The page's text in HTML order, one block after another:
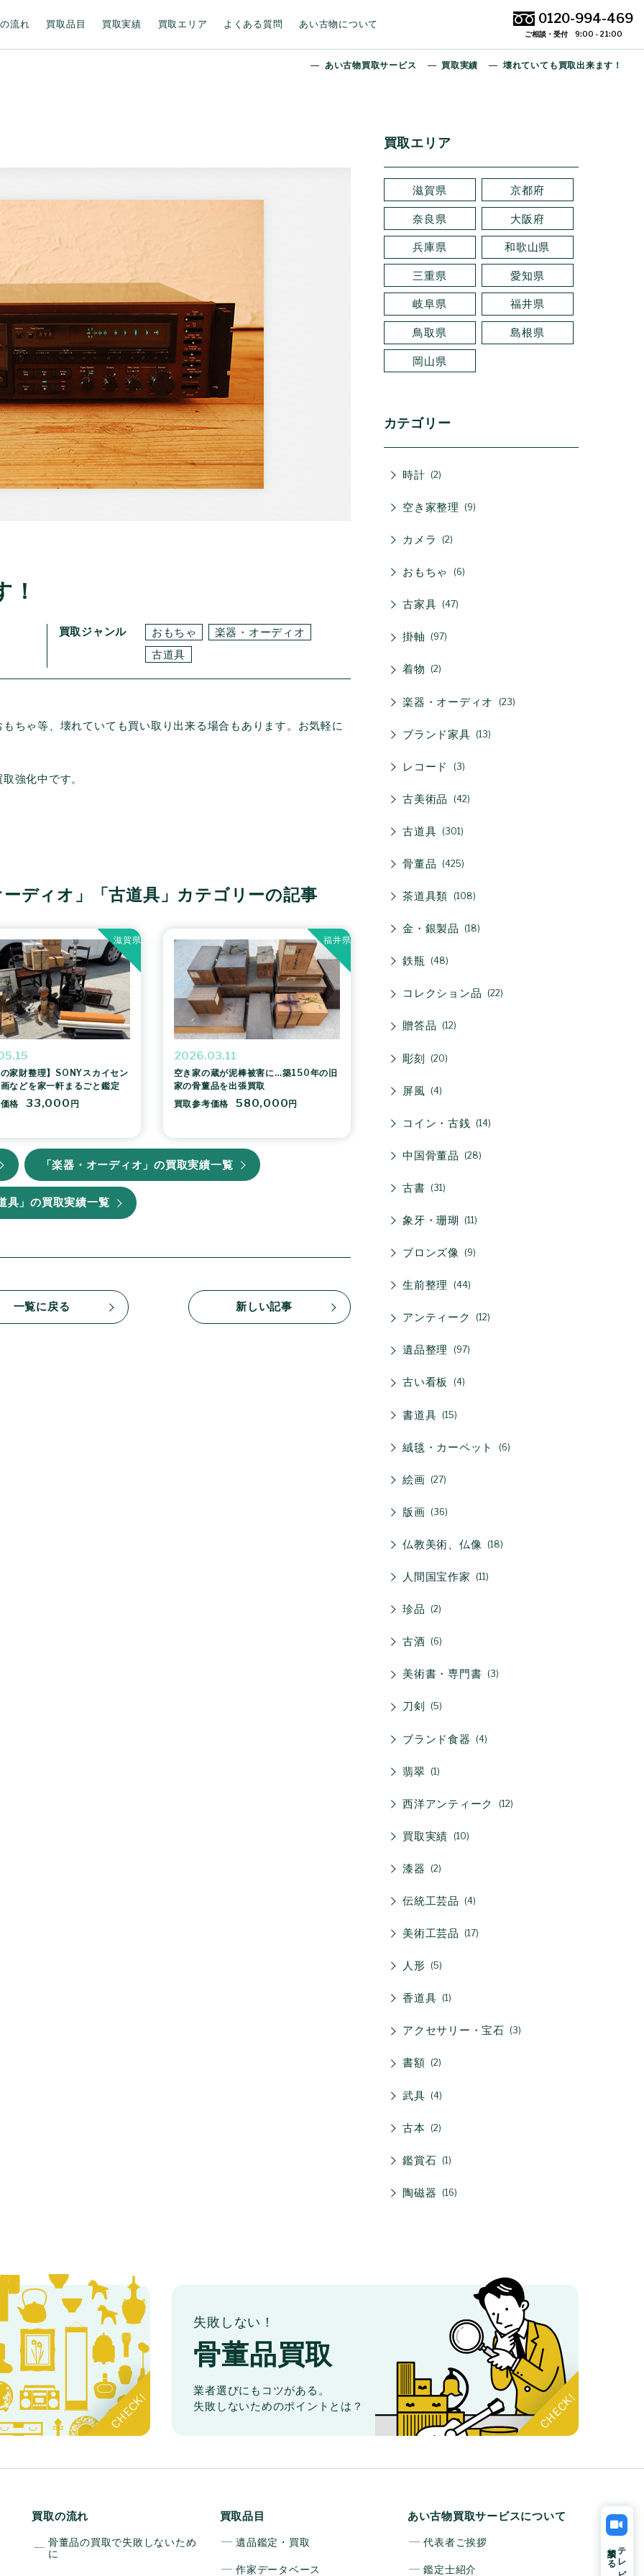
流れ 買取品目 買取実績 買取エリア よくある質問 あい古物について 0120-994-469
ご相談・受付 9:00 - 21:00
テレビ電話で
相談する
あい古物買取サービス 買取実績 壊れていても買取出来ます！
買取ジャンル おもちゃ
楽器・オーディオ
古道具
ちゃ等、壊れていても買い取り出来る場合もあります。お気軽に
強化中です。
ディオ」「古道具」カテゴリーの記事
家財整理】SONYスカイセン
などを家一軒まるごと鑑定
格
33,000 円
滋賀県
2026.03.11
空き家の蔵が泥棒被害に…築150年の旧
家の骨董品を出張買取
買取参考価格
580,000円
福井県
「楽器・オーディオ」の買取実績一覧
具」の買取実績一覧
一覧に戻る 新しい記事
買取エリア
滋賀県 京都府
奈良県 大阪府
兵庫県 和歌山県
三重県 愛知県
岐阜県 福井県
鳥取県 島根県
岡山県
カテゴリー
時計 2
空き家整理 9
カメラ 2
おもちゃ 6
古家具 47
掛軸 97
着物 2
楽器・オーディオ 23
ブランド家具 13
レコード 3
古美術品 42
古道具 301
骨董品 425
茶道具類 108
金・銀製品 18
鉄瓶 48
コレクション品 22
贈答品 12
彫刻 20
屏風 4
コイン・古銭 14
中国骨董品 28
古書 31
象牙・珊瑚 11
ブロンズ像 9
生前整理 44
アンティーク 12
遺品整理 97
古い看板 4
書道具 15
絨毯・カーペット 6
絵画 27
版画 36
仏教美術、仏像 18
人間国宝作家 11
珍品 2
古酒 6
美術書・専門書 3
刀剣 5
ブランド食器 4
翡翠 1
西洋アンティーク 12
買取実績 10
漆器 2
伝統工芸品 4
美術工芸品 17
人形 5
香道具 1
アクセサリー・宝石 3
書額 2
武具 4
古本 2
鑑賞石 1
陶磁器 16
失敗しない！
骨董品買取
業者選びにもコツがある。
失敗しないためのポイントとは？
買取の流れ
骨董品の買取で失敗しないため
に
買取品目
遺品鑑定・買取
作家データベース
あい古物買取サービスについて
代表者ご挨拶
鑑定士紹介